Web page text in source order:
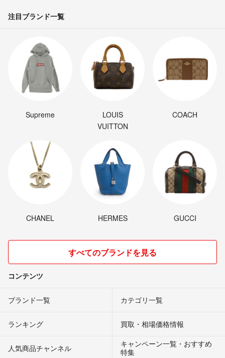
注目ブランド一覧
Supreme
LOUIS
VUITTON
COACH
CHANEL HERMES GUCCI
すべてのブランドを見る
コンテンツ
ブランド一覧 カテゴリ一覧
ランキング 買取・相場価格情報
人気商品チャンネル
キャンペーン一覧・おすすめ
特集